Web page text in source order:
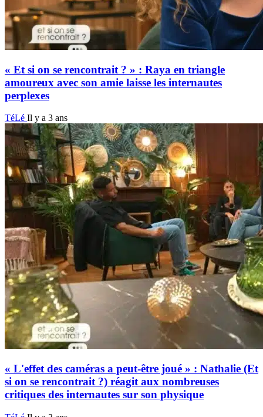
« Et si on se rencontrait ? » : Raya en triangle
amoureux avec son amie laisse les internautes
perplexes
TéLé Il y a 3 ans
« L'effet des caméras a peut-être joué » : Nathalie (Et
si on se rencontrait ?) réagit aux nombreuses
critiques des internautes sur son physique